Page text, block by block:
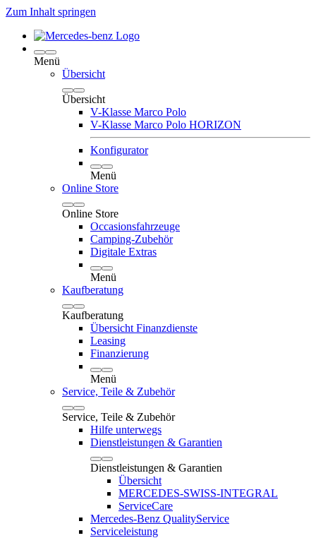
Zum Inhalt springen
Menü
Übersicht
Übersicht
V-Klasse Marco Polo
V-Klasse Marco Polo HORIZON
Konfigurator
Menü
Online Store
Online Store
Occasionsfahrzeuge
Camping-Zubehör
Digitale Extras
Menü
Kaufberatung
Kaufberatung
Übersicht Finanzdienste
Leasing
Finanzierung
Menü
Service, Teile & Zubehör
Service, Teile & Zubehör
Hilfe unterwegs
Dienstleistungen & Garantien
Dienstleistungen & Garantien
Übersicht
MERCEDES-SWISS-INTEGRAL
ServiceCare
Mercedes-Benz QualityService
Serviceleistung